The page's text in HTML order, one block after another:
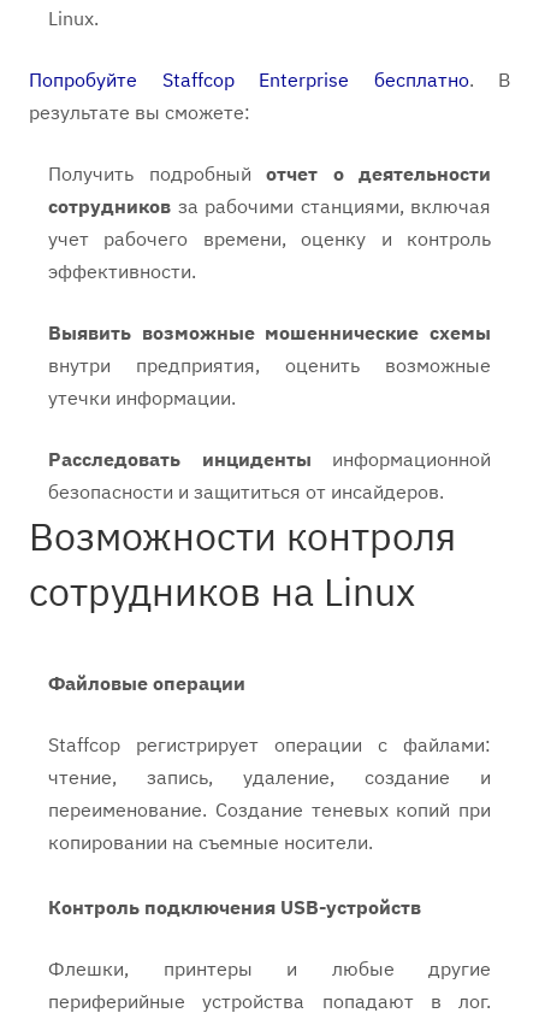
Linux.
Попробуйте Staffcop Enterprise бесплатно. В
результате вы сможете:
Получить подробный отчет о деятельности
сотрудников за рабочими станциями, включая
учет рабочего времени, оценку и контроль
эффективности.
Выявить возможные мошеннические схемы
внутри предприятия, оценить возможные
утечки информации.
Расследовать инциденты информационной
безопасности и защититься от инсайдеров.
Возможности контроля
сотрудников на Linux
Файловые операции
Staffcop регистрирует операции с файлами:
чтение, запись, удаление, создание и
переименование. Создание теневых копий при
копировании на съемные носители.
Контроль подключения USB-устройств
Флешки, принтеры и любые другие
периферийные устройства попадают в лог.